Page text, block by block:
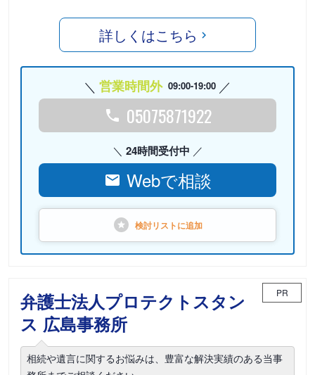
詳しくはこちら
営業時間外 09:00-19:00
05075871922
24時間受付中
Webで相談
検討リストに追加
弁護士法人プロテクトスタン
ス 広島事務所
PR
相続や遺言に関するお悩みは、豊富な解決実績のある当事